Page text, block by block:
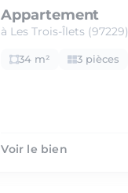
Appartement
à Les Trois-Îlets (97229)
34 m² 3 pièces
Voir le bien